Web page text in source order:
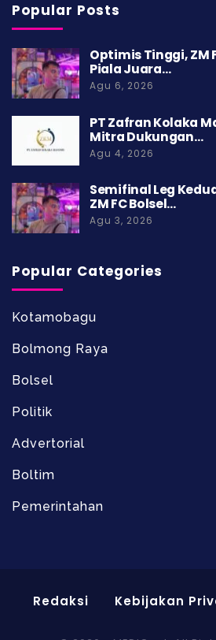
Popular Posts
Optimis Tinggi, ZM
Piala Juara…
Agu 6, 2026
PT Zafran Kolaka
Mitra Dukungan…
Agu 4, 2026
Semifinal Leg
ZM FC Bolsel…
Agu 3, 2026
Popular Categories
Kotamobagu
Bolmong Raya
Bolsel
Politik
Advertorial
Boltim
Pemerintahan
Redaksi Kebijakan